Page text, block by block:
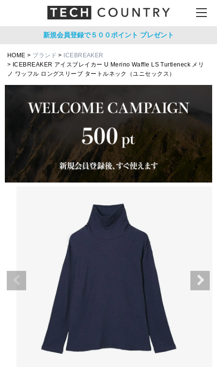
新規会員登録で５００ポイント プレゼント
HOME ブランド
ICEBREAKER
ICEBREAKER アイスブレイカー U Merino Waffle LS Turtleneck メリ
ノ ワッフル ロングスリーブ タートルネック（ユニセックス）